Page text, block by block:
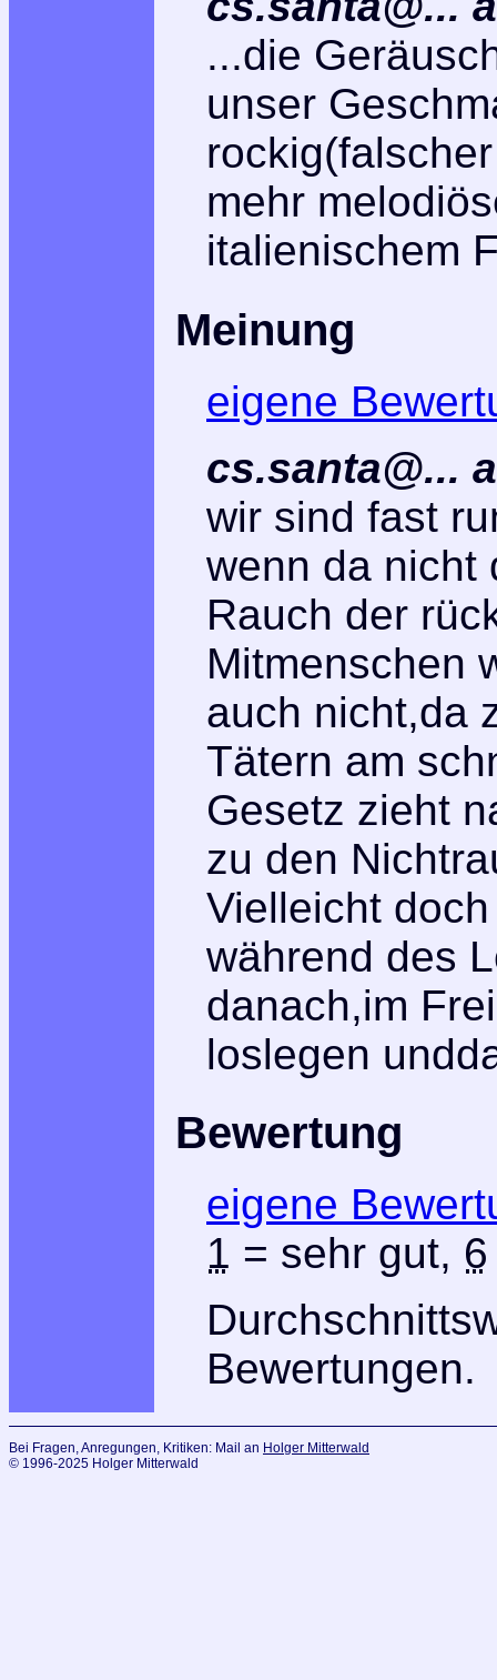
...die
unser
mehr
italienischem
Meinung
eigene
cs.santa@...
wir sind fast
wenn da nicht
Rauch der
Mitmenschen
auch nicht,da
Tätern am
Gesetz zieht
zu den
Vielleicht
während des
danach,im
loslegen
Bewertung
eigene
1 = sehr gut, 6
Bewertungen.
Bei Fragen, Anregungen, Kritiken: Mail an Holger Mitterwald
© 1996-2025 Holger Mitterwald